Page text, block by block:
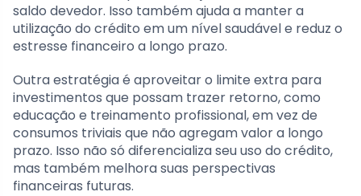
saldo devedor. Isso também ajuda a manter a
utilização do crédito em um nível saudável e reduz o
estresse financeiro a longo prazo.
Outra estratégia é aproveitar o limite extra para
investimentos que possam trazer retorno, como
educação e treinamento profissional, em vez de
consumos triviais que não agregam valor a longo
prazo. Isso não só diferencializa seu uso do crédito,
mas também melhora suas perspectivas
financeiras futuras.